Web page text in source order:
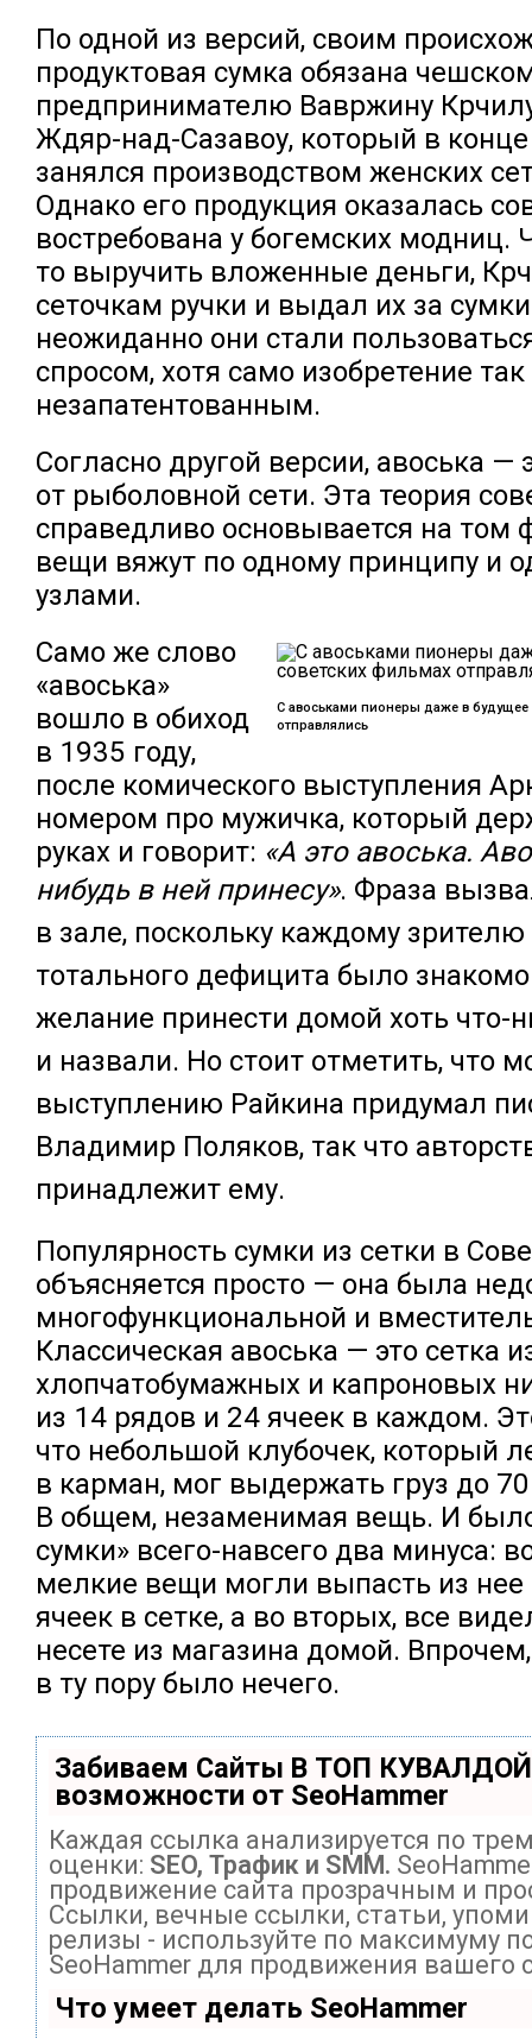
По одной из версий, своим
продуктовая сумка обязана
предпринимателю Вавржину
Ждяр-над-Сазавоу, который в конце
занялся производством женских
Однако его продукция оказалась
востребована у богемских модниц.
то выручить вложенные деньги,
сеточкам ручки и выдал их за
неожиданно они стали
спросом, хотя само изобретение
незапатентованным.
Согласно другой версии, авоська —
от рыболовной сети. Эта теория
справедливо основывается на том
вещи вяжут по одному принципу и
узлами.
С авоськами пионеры даже в будущее
отправлялись
Само же слово
«авоська»
вошло в обиход
в 1935 году,
после комического выступления
номером про мужичка, который
руках и говорит: «А это авоська.
нибудь в ней принесу». Фраза
в зале, поскольку каждому зрителю
тотального дефицита было
желание принести домой хоть что-
и назвали. Но стоит отметить, что
выступлению Райкина придумал
Владимир Поляков, так что
принадлежит ему.
Популярность сумки из сетки в
объясняется просто — она была
многофункциональной и
Классическая авоська — это сетка
хлопчатобумажных и капроновых
из 14 рядов и 24 ячеек в каждом.
что небольшой клубочек, который
в карман, мог выдержать груз до
В общем, незаменимая вещь. И
сумки» всего-навсего два минуса:
мелкие вещи могли выпасть из нее
ячеек в сетке, а во вторых, все
несете из магазина домой.
в ту пору было нечего.
Забиваем Сайты В ТОП
возможности от SeoHammer
Каждая ссылка анализируется по
оценки: SEO, Трафик и SMM.
продвижение сайта прозрачным и
Ссылки, вечные ссылки, статьи,
релизы - используйте по максимуму
SeoHammer для продвижения вашего
Что умеет делать SeoHammer